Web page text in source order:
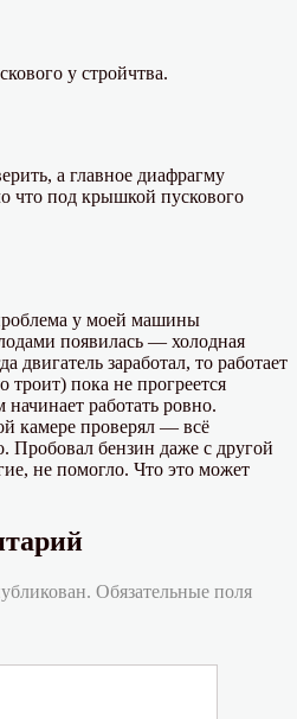
у стройчтва.
а главное диафрагму
что под крышкой пускового
у моей машины
появилась — холодная
двигатель заработал, то работает
троит) пока не прогреется
работать ровно.
камере проверял — всё
Пробовал бензин даже с другой
не помогло. Что это может
Обязательные поля